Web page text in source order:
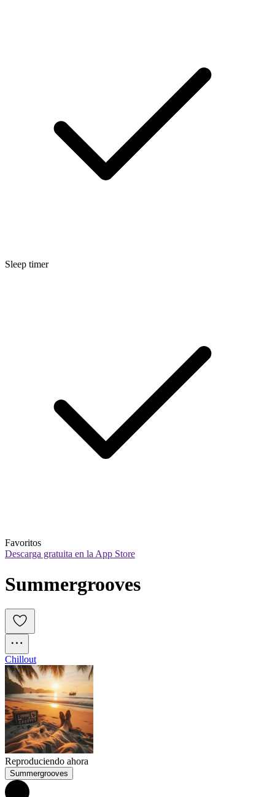
Sleep timer
Favoritos
Descarga gratuita en la App Store
Summergrooves
Chillout
Reproduciendo ahora
Summergrooves